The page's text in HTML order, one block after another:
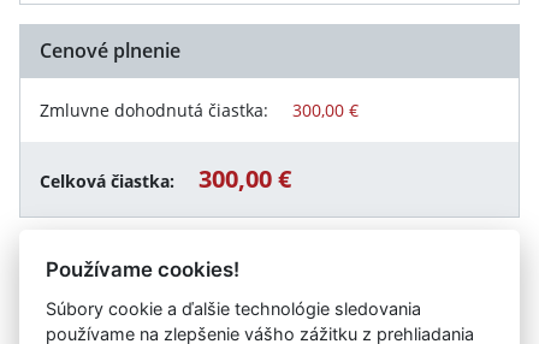
Cenové plnenie
Zmluvne dohodnutá čiastka: 300,00 €
Celková čiastka: 300,00 €
Používame cookies!
Súbory cookie a ďalšie technológie sledovania
používame na zlepšenie vášho zážitku z prehliadania